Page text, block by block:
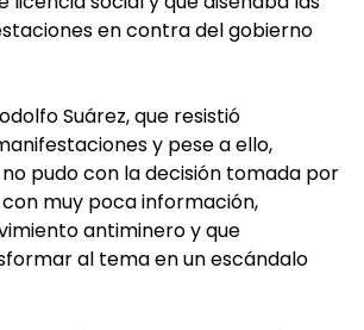
en contra del gobierno
Suárez, que resistió
y pese a ello,
pudo con la decisión tomada por
con muy poca información,
antiminero y que
al tema en un escándalo